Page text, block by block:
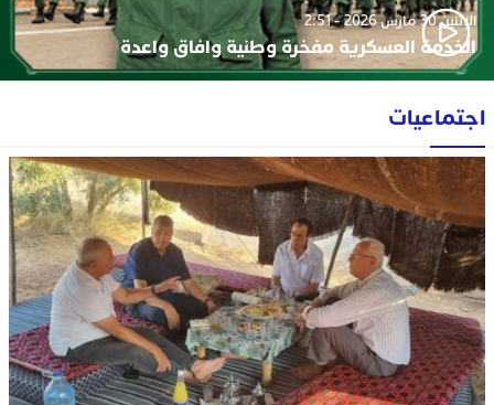
الإثنين 30 مارس 2026 - 2:51
الخدمة العسكرية مفخرة وطنية وافاق واعدة
اجتماعيات